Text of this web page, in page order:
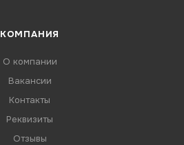
КОМПАНИЯ
О компании
Вакансии
Контакты
Реквизиты
Отзывы